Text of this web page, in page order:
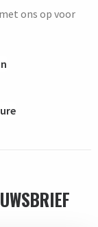
ons op voor